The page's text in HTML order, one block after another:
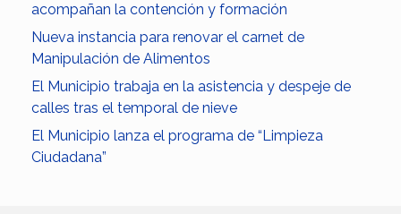
acompañan la contención y formación
Nueva instancia para renovar el carnet de
Manipulación de Alimentos
El Municipio trabaja en la asistencia y despeje de
calles tras el temporal de nieve
El Municipio lanza el programa de “Limpieza
Ciudadana”